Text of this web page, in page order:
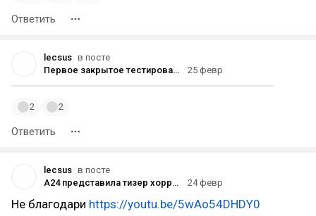
Ответить
lecsus в посте
Первое закрытое тестирование Horizon Hunters Gathering пройдёт с 27 февраля по 1 марта
25 февр
2 2
Ответить
lecsus в посте
A24 представила тизер хоррор-фильма «Закулисье реальности» по мотивам крипипасты The Backrooms
24 февр
Не благодари https://youtu.be/5wAo54DHDY0